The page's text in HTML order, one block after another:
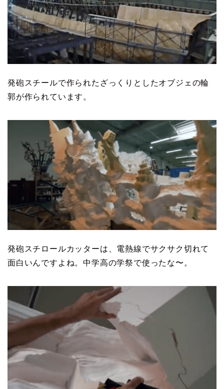
発砲スチールで作られたざっくりとしたオブジェの輪
郭が作られています。
発砲スチロールカッターは、電熱線でサクサク切れて
面白いんですよね。中学高の学祭で使ったな〜。